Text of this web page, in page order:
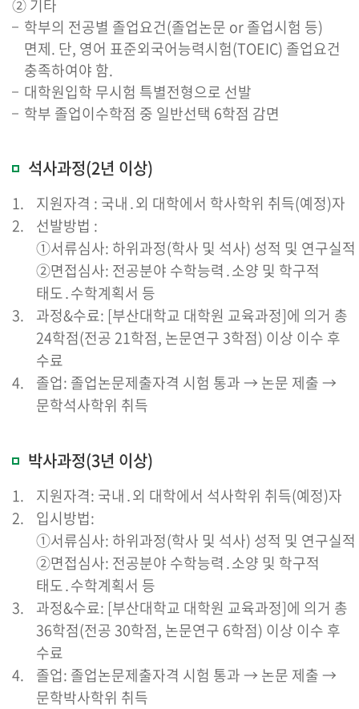
② 기타
학부의 전공별 졸업요건(졸업논문 or 졸업시험 등)
면제. 단, 영어 표준외국어능력시험(TOEIC) 졸업요건
충족하여야 함.
대학원입학 무시험 특별전형으로 선발
학부 졸업이수학점 중 일반선택 6학점 감면
석사과정(2년 이상)
지원자격 : 국내․외 대학에서 학사학위 취득(예정)자
선발방법 :
①서류심사: 하위과정(학사 및 석사) 성적 및 연구실적
②면접심사: 전공분야 수학능력․소양 및 학구적
태도․수학계획서 등
과정&수료: [부산대학교 대학원 교육과정]에 의거 총
24학점(전공 21학점, 논문연구 3학점) 이상 이수 후
수료
졸업: 졸업논문제출자격 시험 통과 → 논문 제출 →
문학석사학위 취득
박사과정(3년 이상)
지원자격: 국내․외 대학에서 석사학위 취득(예정)자
입시방법:
①서류심사: 하위과정(학사 및 석사) 성적 및 연구실적
②면접심사: 전공분야 수학능력․소양 및 학구적
태도․수학계획서 등
과정&수료: [부산대학교 대학원 교육과정]에 의거 총
36학점(전공 30학점, 논문연구 6학점) 이상 이수 후
수료
졸업: 졸업논문제출자격 시험 통과 → 논문 제출 →
문학박사학위 취득